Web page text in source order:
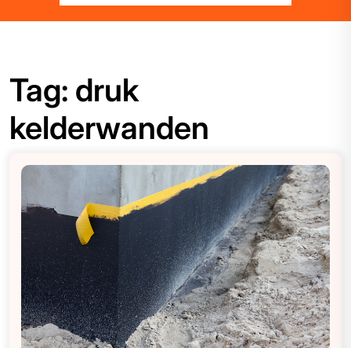
Tag: druk
kelderwanden